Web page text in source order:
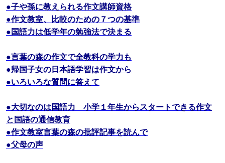
●子や孫に教えられる作文講師資格
●作文教室、比較のための７つの基準
●国語力は低学年の勉強法で決まる
●言葉の森の作文で全教科の学力も
●帰国子女の日本語学習は作文から
●いろいろな質問に答えて
●大切なのは国語力 小学１年生からスタートできる作文
と国語の通信教育
●作文教室言葉の森の批評記事を読んで
●父母の声